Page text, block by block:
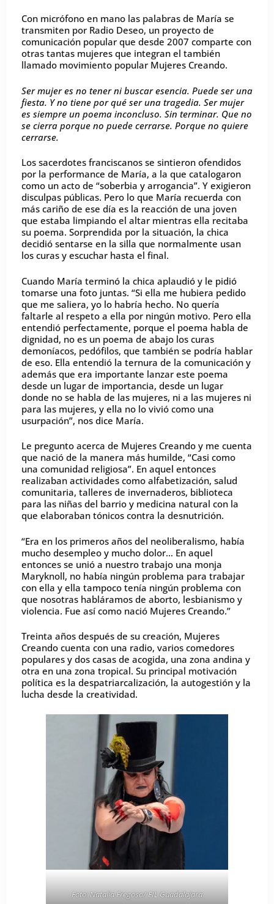
Con micrófono en mano las palabras de María se
transmiten por Radio Deseo, un proyecto de
comunicación popular que desde 2007 comparte con
otras tantas mujeres que integran el también
llamado movimiento popular Mujeres Creando.
Ser mujer es no tener ni buscar esencia. Puede ser una
fiesta. Y no tiene por qué ser una tragedia. Ser mujer
es siempre un poema inconcluso. Sin terminar. Que no
se cierra porque no puede cerrarse. Porque no quiere
cerrarse.
Los sacerdotes franciscanos se sintieron ofendidos
por la performance de María, a la que catalogaron
como un acto de “soberbia y arrogancia”. Y exigieron
disculpas públicas. Pero lo que María recuerda con
más cariño de ese día es la reacción de una joven
que estaba limpiando el altar mientras ella recitaba
su poema. Sorprendida por la situación, la chica
decidió sentarse en la silla que normalmente usan
los curas y escuchar hasta el final.
Cuando María terminó la chica aplaudió y le pidió
tomarse una foto juntas. “Si ella me hubiera pedido
que me saliera, yo lo habría hecho. No quería
faltarle al respeto a ella por ningún motivo. Pero ella
entendió perfectamente, porque el poema habla de
dignidad, no es un poema de abajo los curas
demoníacos, pedófilos, que también se podría hablar
de eso. Ella entendió la ternura de la comunicación y
además que era importante lanzar este poema
desde un lugar de importancia, desde un lugar
donde no se habla de las mujeres, ni a las mujeres ni
para las mujeres, y ella no lo vivió como una
usurpación”, nos dice María.
Le pregunto acerca de Mujeres Creando y me cuenta
que nació de la manera más humilde, “Casi como
una comunidad religiosa”. En aquel entonces
realizaban actividades como alfabetización, salud
comunitaria, talleres de invernaderos, biblioteca
para las niñas del barrio y medicina natural con la
que elaboraban tónicos contra la desnutrición.
“Era en los primeros años del neoliberalismo, había
mucho desempleo y mucho dolor… En aquel
entonces se unió a nuestro trabajo una monja
Maryknoll, no había ningún problema para trabajar
con ella y ella tampoco tenía ningún problema con
que nosotras habláramos de aborto, lesbianismo y
violencia. Fue así como nació Mujeres Creando.”
Treinta años después de su creación, Mujeres
Creando cuenta con una radio, varios comedores
populares y dos casas de acogida, una zona andina y
otra en una zona tropical. Su principal motivación
política es la despatriarcalización, la autogestión y la
lucha desde la creatividad.
Foto: Natalia Fregoso/ FIL Guadalajara